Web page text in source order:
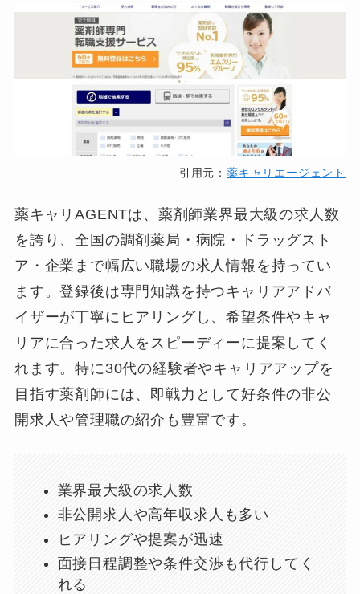
引用元：薬キャリエージェント
薬キャリAGENTは、薬剤師業界最大級の求人数
を誇り、全国の調剤薬局・病院・ドラッグスト
ア・企業まで幅広い職場の求人情報を持ってい
ます。登録後は専門知識を持つキャリアアドバ
イザーが丁寧にヒアリングし、希望条件やキャ
リアに合った求人をスピーディーに提案してく
れます。特に30代の経験者やキャリアアップを
目指す薬剤師には、即戦力として好条件の非公
開求人や管理職の紹介も豊富です。
業界最大級の求人数
非公開求人や高年収求人も多い
ヒアリングや提案が迅速
面接日程調整や条件交渉も代行してく
れる